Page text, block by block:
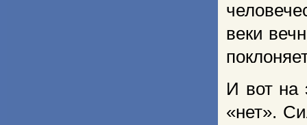
веки
И вот на
«нет».